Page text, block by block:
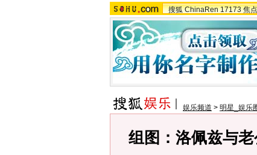
搜狐 ChinaRen 17173 焦
娱乐频道 > 明星_娱乐
组图：洛佩兹与